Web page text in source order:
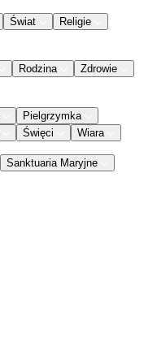
Świat
Religie
Rodzina
Zdrowie
Pielgrzymka
Święci Wiara
Sanktuaria Maryjne